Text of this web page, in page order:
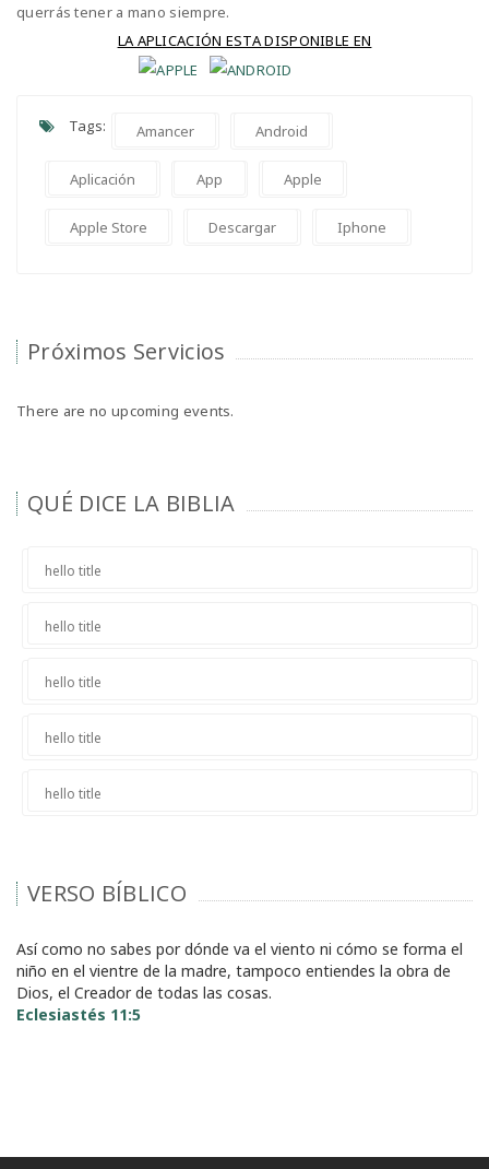
querrás tener a mano siempre.
LA APLICACIÓN ESTA DISPONIBLE EN
Tags: Amancer Android
Aplicación App Apple
Apple Store Descargar Iphone
Próximos Servicios
There are no upcoming events.
QUÉ DICE LA BIBLIA
hello title
hello title
hello title
hello title
hello title
VERSO BÍBLICO
Así como no sabes por dónde va el viento ni cómo se forma el
niño en el vientre de la madre, tampoco entiendes la obra de
Dios, el Creador de todas las cosas.
Eclesiastés 11:5